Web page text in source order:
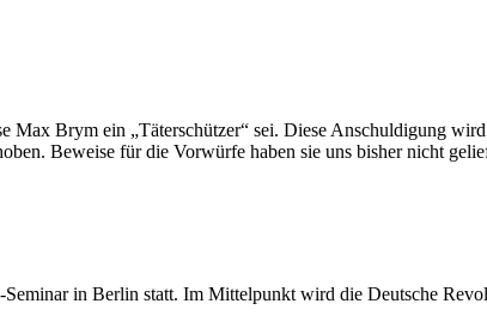
Max Brym ein „Täterschützer“ sei. Diese Anschuldigung
Beweise für die Vorwürfe haben sie uns bisher nicht
in Berlin statt. Im Mittelpunkt wird die Deutsche